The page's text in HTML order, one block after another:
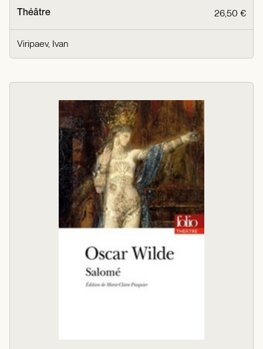
Théâtre 26,50 €
Viripaev, Ivan